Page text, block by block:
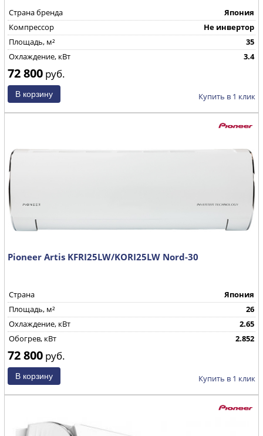
Страна бренда
Япония
Компрессор
Не инвертор
Площадь, м²
35
Охлаждение, кВт
3.4
72 800 руб.
Купить в 1 клик
Pioneer Artis KFRI25LW/KORI25LW Nord-30
Страна
Япония
Площадь, м²
26
Охлаждение, кВт
2.65
Обогрев, кВт
2.852
72 800 руб.
Купить в 1 клик